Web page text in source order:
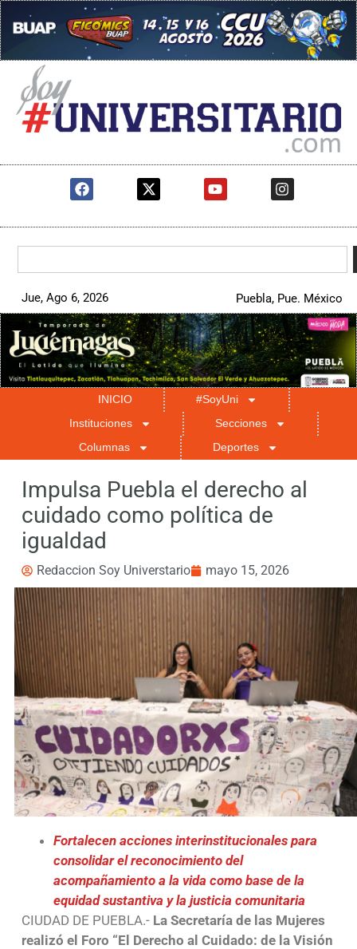
Jue, Ago 6, 2026 Puebla, Pue. México
INICIO
#SoyUni
Instituciones
Secciones
Columnas
Deportes
Impulsa Puebla el derecho al
cuidado como política de
igualdad
Redaccion Soy Universtario mayo 15, 2026
Fortalecen acciones interinstitucionales para
consolidar el reconocimiento del
acompañamiento a la vida como base de la
equidad sustantiva y la justicia comunitaria
CIUDAD DE PUEBLA.- La Secretaría de las Mujeres
realizó el Foro “El Derecho al Cuidado: de la Visión